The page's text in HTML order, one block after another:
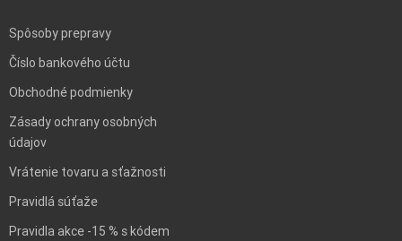
Spôsoby prepravy
Číslo bankového účtu
Obchodné podmienky
Zásady ochrany osobných
údajov
Vrátenie tovaru a sťažnosti
Pravidlá súťaže
Pravidla akce -15 % s kódem